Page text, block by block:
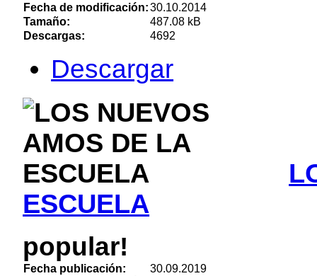
Fecha de modificación:30.10.2014
Tamaño:
487.08 kB
Descargas:
4692
Descargar
ESCUELA
popular!
Fecha publicación:
30.09.2019